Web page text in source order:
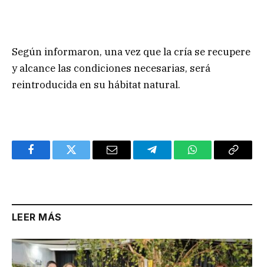
Según informaron, una vez que la cría se recupere
y alcance las condiciones necesarias, será
reintroducida en su hábitat natural.
FacebookTwitter Email TelegramWhatsAppCopy
LEER MÁS